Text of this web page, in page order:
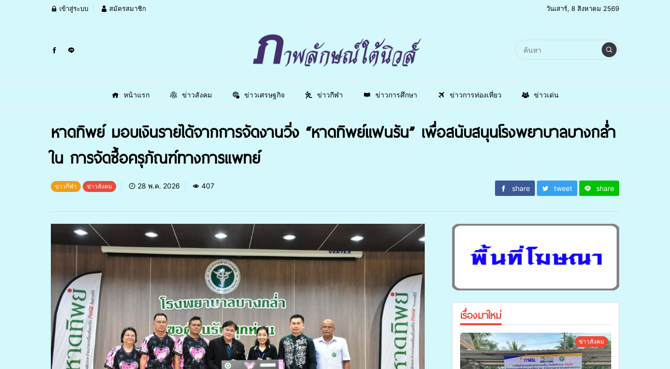
เข้าสู่ระบบ สมัครสมาชิก วันเสาร์, 8 สิงหาคม 2569
หน้าแรก ข่าวสังคม ข่าวเศรษฐกิจ ข่าวกีฬา ข่าวการศึกษา ข่าวการท่องเที่ยว ข่าวเด่น
หาดทิพย์ มอบเงินรายได้จากการจัดงานวิ่ง “หาดทิพย์แฟนรัน” เพื่อสนับสนุนโรงพยาบาลบางกล่ำ
ใน การจัดซื้อครุภัณฑ์ทางการแพทย์
ข่าวกีฬา ข่าวสังคม 28 พ.ค. 2026 407 share tweet share
เรื่องมาใหม่
ข่าวสังคม